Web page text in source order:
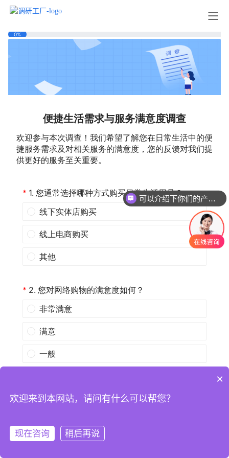
注册
×
欢迎来到本网站，请问有什么可以帮您？
现在咨询 稍后再说